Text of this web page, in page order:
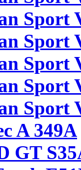
Sport
Sport
Sport
Sport
Sport
A 349A
GT